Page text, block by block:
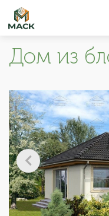
Дом из